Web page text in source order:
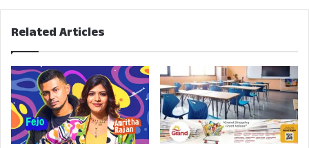
Related Articles